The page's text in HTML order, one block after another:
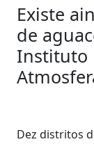
Existe
de
Instituto
Dez distritos